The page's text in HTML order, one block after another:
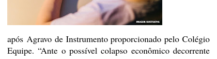
após Agravo de Instrumento proporcionado pelo Colégio
Equipe. “Ante opossível colapso econômico decorrente